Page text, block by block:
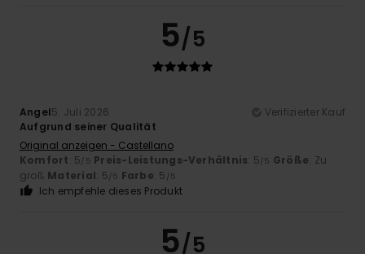
5/5
Angel5. Juli 2026
Verifizierter Kauf
Aufgrund seiner Qualität
Original anzeigen - Castellano
Komfort: 5/5 Preis-Leistungs-Verhältnis: 5/5 Größe: Zu
groß Material: 5/5 Farbe: 5 /5
Ich empfehle dieses Produkt
5/5